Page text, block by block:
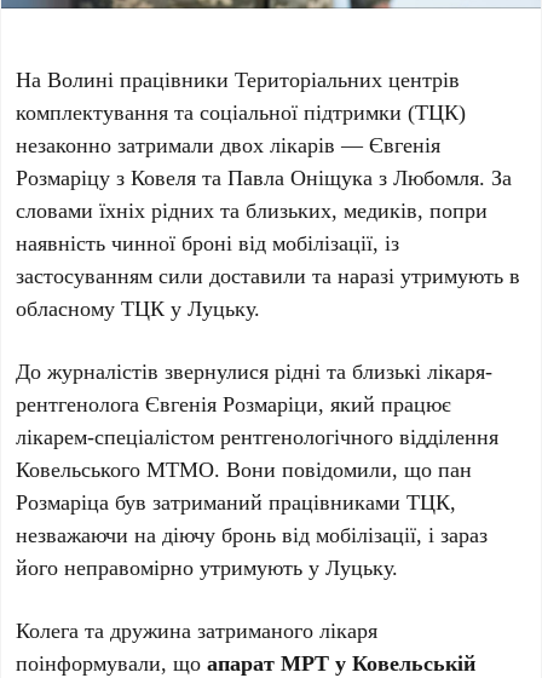
На Волині працівники Територіальних центрів
комплектування та соціальної підтримки (ТЦК)
незаконно затримали двох лікарів — Євгенія
Розмаріцу з Ковеля та Павла Оніщука з Любомля. За
словами їхніх рідних та близьких, медиків, попри
наявність чинної броні від мобілізації, із
застосуванням сили доставили та наразі утримують в
обласному ТЦК у Луцьку.
До журналістів звернулися рідні та близькі лікаря-
рентгенолога Євгенія Розмаріци, який працює
лікарем-спеціалістом рентгенологічного відділення
Ковельського МТМО. Вони повідомили, що пан
Розмаріца був затриманий працівниками ТЦК,
незважаючи на діючу бронь від мобілізації, і зараз
його неправомірно утримують у Луцьку.
Колега та дружина затриманого лікаря
поінформували, щоапарат МРТ у Ковельській